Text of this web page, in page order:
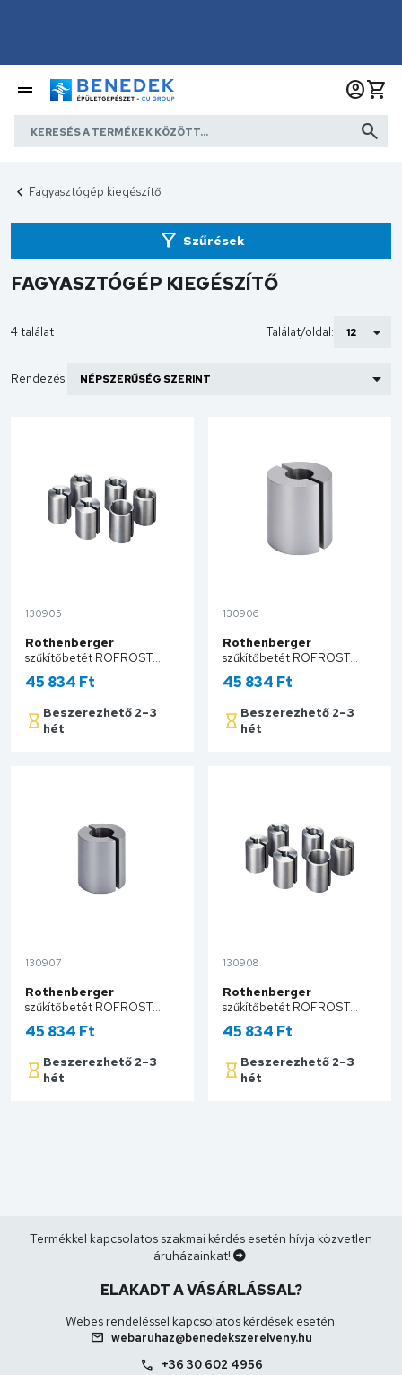
Fagyasztógép kiegészítő
FAGYASZTÓGÉP KIEGÉSZÍTŐ
4 találat Találat/oldal:
Rendezés:
130905
Rothenberger
szűkítőbetét ROFROST
TURBO 1.1/4" – Méret III Cu
15 mm – Fe 1/4" 62212
45 834 Ft
Beszerezhető 2–3
hét
130906
Rothenberger
szűkítőbetét ROFROST
TURBO 1.1/4" – Méret V Cu
18 mm – Fe 3/8" 62213
45 834 Ft
Beszerezhető 2–3
hét
130907
Rothenberger
szűkítőbetét ROFROST
TURBO 1.1/4" – Méret VII Cu
22 mm – Fe 1/2" 62214
45 834 Ft
Beszerezhető 2–3
hét
130908
Rothenberger
szűkítőbetét ROFROST
TURBO 1.1/4" – Méret IX Cu
28 mm – Fe 1/4" 62215
45 834 Ft
Beszerezhető 2–3
hét
Szűrések
Termékkel kapcsolatos szakmai kérdés esetén hívja közvetlen
áruházainkat!
ELAKADT A VÁSÁRLÁSSAL?
Webes rendeléssel kapcsolatos kérdések esetén:
mail webaruhaz@benedekszerelveny.hu
call +36 30 602 4956